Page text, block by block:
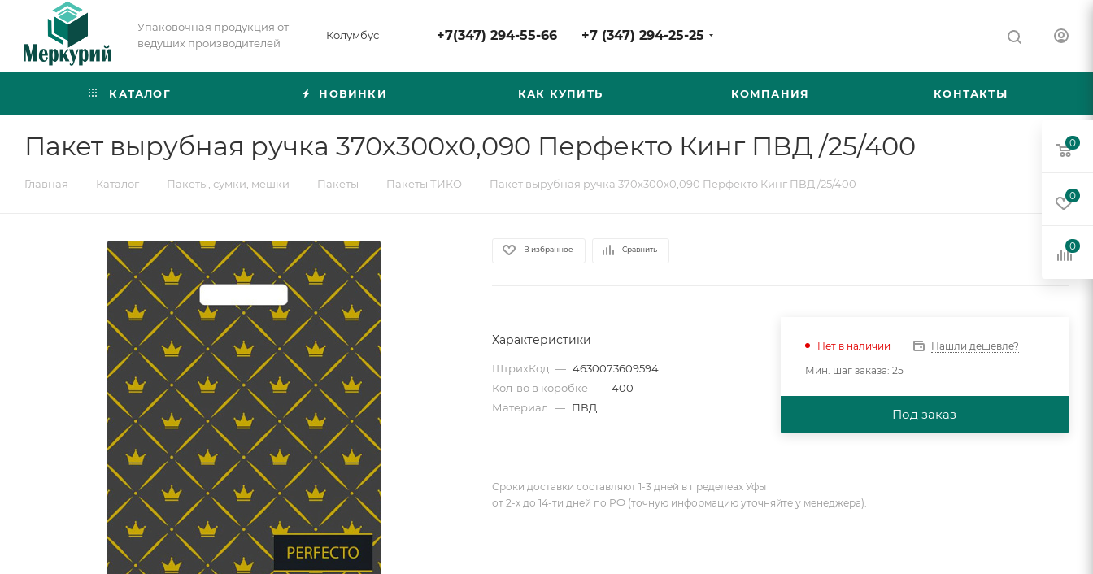
Упаковочная продукция от
ведущих производителей
Колумбус +7(347) 294-55-66 +7 (347) 294-25-25
КАТАЛОГ НОВИНКИ КАК КУПИТЬ КОМПАНИЯ КОНТАКТЫ
Пакет вырубная ручка 370х300х0,090 Перфекто Кинг ПВД /25/400
Главная — Каталог — Пакеты, сумки, мешки — Пакеты — Пакеты ТИКО — Пакет вырубная ручка 370х300х0,090 Перфекто Кинг ПВД /25/400
В избранное Сравнить
Характеристики
ШтрихКод — 4630073609594
Кол-во в коробке — 400
Материал — ПВД
Нет в наличии
Нашли дешевле?
Мин. шаг заказа: 25
Под заказ
Сроки доставки составляют 1-3 дней в пределеах Уфы
от 2-х до 14-ти дней по РФ (точную информацию уточняйте у менеджера).
0
0
0